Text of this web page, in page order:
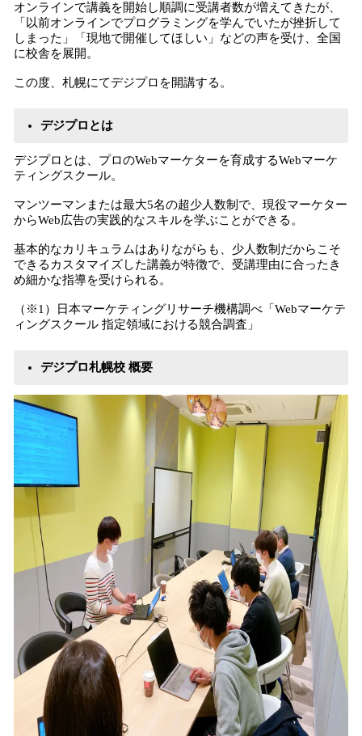
オンラインで講義を開始し順調に受講者数が増えてきたが、
「以前オンラインでプログラミングを学んでいたが挫折して
しまった」「現地で開催してほしい」などの声を受け、全国
に校舎を展開。
この度、札幌にてデジプロを開講する。
デジプロとは
デジプロとは、プロのWebマーケターを育成するWebマーケ
ティングスクール。
マンツーマンまたは最大5名の超少人数制で、現役マーケター
からWeb広告の実践的なスキルを学ぶことができる。
基本的なカリキュラムはありながらも、少人数制だからこそ
できるカスタマイズした講義が特徴で、受講理由に合ったき
め細かな指導を受けられる。
（※1）日本マーケティングリサーチ機構調べ「Webマーケテ
ィングスクール 指定領域における競合調査」
デジプロ札幌校 概要